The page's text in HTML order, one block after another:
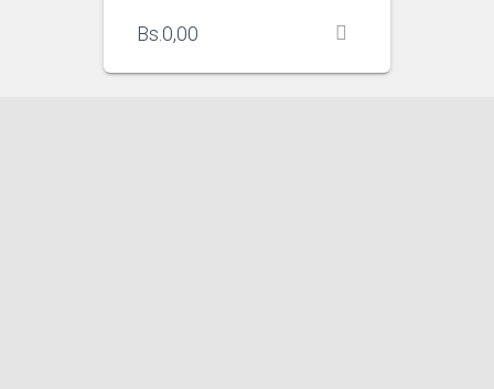
Bs. 0,00